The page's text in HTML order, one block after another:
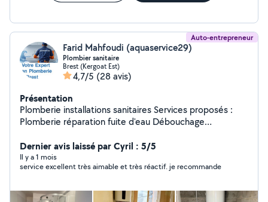
Auto-entrepreneur
Farid Mahfoudi (aquaservice29)
Plombier sanitaire
Brest (Kergoat Est)
4,7/5 (28 avis)
Présentation
Plomberie installations sanitaires Services proposés :
Plomberie réparation fuite d'eau Débouchage
robinetterie, chauffe-eau, douche, WC Création /
Rénovation de salle de bain Installation d'équipements
sanitaires Petits travaux ou gros chantiers Pose de
Dépannage urgent ou RDV planifié
Dernier avis laissé par Cyril : 5/5
Il y a 1 mois
service excellent très aimable et très réactif. je recommande